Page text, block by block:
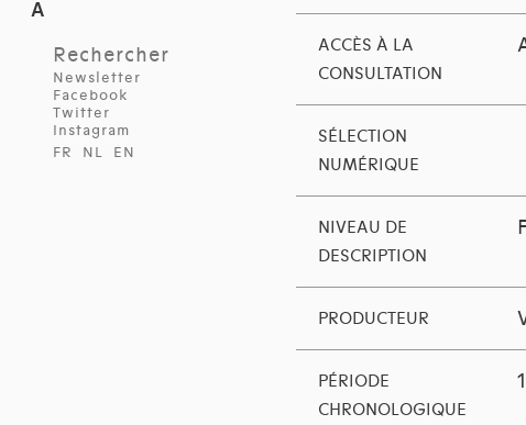
Rechercher
Newsletter
Facebook
Twitter
Instagram
FR
NL EN
ACCÈS À LA
CONSULTATION
SÉLECTION
NUMÉRIQUE
NIVEAU DE
DESCRIPTION
PRODUCTEUR
PÉRIODE
CHRONOLOGIQUE